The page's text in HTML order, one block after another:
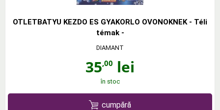
OTLETBATYU KEZDO ES GYAKORLO OVONOKNEK - Téli
témak -
DIAMANT
35,00 lei
în stoc
cumpără